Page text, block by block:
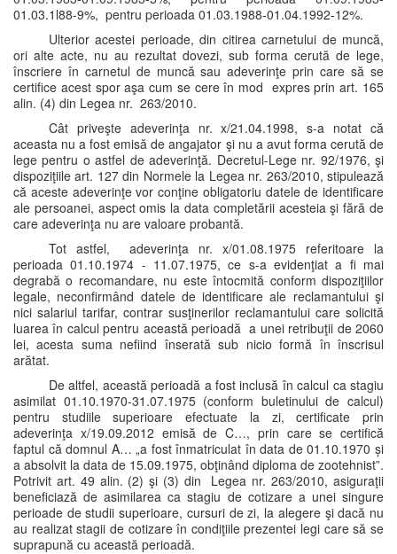
01.03.1l88-9%, pentru perioada 01.03.1988-01.04.1992-12%.
Ulterior acestei perioade, din citirea carnetului de muncă,
ori alte acte, nu au rezultat dovezi, sub forma cerută de lege,
înscriere în carnetul de muncă sau adeverinţe prin care să se
certifice acest spor aşa cum se cere în mod expres prin art. 165
alin. (4) din Legea nr. 263/2010.
Cât priveşte adeverinţa nr. x/21.04.1998, s-a notat că
aceasta nu a fost emisă de angajator şi nu a avut forma cerută de
lege pentru o astfel de adeverinţă. Decretul-Lege nr. 92/1976, şi
dispoziţiile art. 127 din Normele la Legea nr. 263/2010, stipulează
că aceste adeverinţe vor conţine obligatoriu datele de identificare
ale persoanei, aspect omis la data completării acesteia şi fără de
care adeverinţa nu are valoare probantă.
Tot astfel, adeverinţa nr. x/01.08.1975 referitoare la
perioada 01.10.1974 - 11.07.1975, ce s-a evidenţiat a fi mai
degrabă o recomandare, nu este întocmită conform dispoziţiilor
legale, neconfirmând datele de identificare ale reclamantului şi
nici salariul tarifar, contrar susţinerilor reclamantului care solicită
luarea în calcul pentru această perioadă a unei retribuţii de 2060
lei, acesta suma nefiind înserată sub nicio formă în înscrisul
arătat.
De altfel, această perioadă a fost inclusă în calcul ca stagiu
asimilat 01.10.1970-31.07.1975 (conform buletinului de calcul)
pentru studiile superioare efectuate la zi, certificate prin
adeverinţa x/19.09.2012 emisă de C…, prin care se certifică
faptul că domnul A… „a fost înmatriculat în data de 01.10.1970 și
a absolvit la data de 15.09.1975, obţinând diploma de zootehnist”.
Potrivit art. 49 alin. (2) şi (3) din Legea nr. 263/2010, asiguraţii
beneficiază de asimilarea ca stagiu de cotizare a unei singure
perioade de studii superioare, cursuri de zi, la alegere şi dacă nu
au realizat stagii de cotizare în condiţiile prezentei legi care să se
suprapună cu această perioadă.